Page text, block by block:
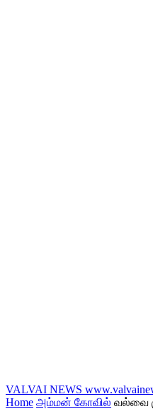
VALVAI NEWS
Home அம்மன் கோவில் வல்வை